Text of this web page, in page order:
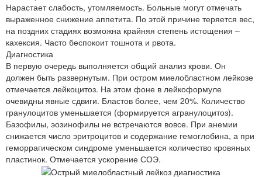
Нарастает слабость, утомляемость. Больные могут отмечать
выраженное снижение аппетита. По этой причине теряется вес,
на поздних стадиях возможна крайняя степень истощения –
кахексия. Часто беспокоит тошнота и рвота.
Диагностика
В первую очередь выполняется общий анализ крови. Он
должен быть развернутым. При остром миелобластном лейкозе
отмечается лейкоцитоз. На этом фоне в лейкоформуле
очевидны явные сдвиги. Бластов более, чем 20%. Количество
гранулоцитов уменьшается (формируется агранулоцитоз).
Базофилы, эозинофилы не встречаются вовсе. При анемии
снижается число эритроцитов и содержание гемоглобина, а при
геморрагическом синдроме уменьшается количество кровяных
пластинок. Отмечается ускорение СОЭ.